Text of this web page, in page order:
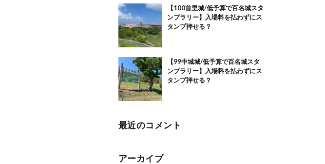
【100首里城/低予算で百名城スタ
ンプラリー】入場料を払わずにス
タンプ押せる？
【99中城城/低予算で百名城スタ
ンプラリー】入場料を払わずにス
タンプ押せる？
最近のコメント
アーカイブ